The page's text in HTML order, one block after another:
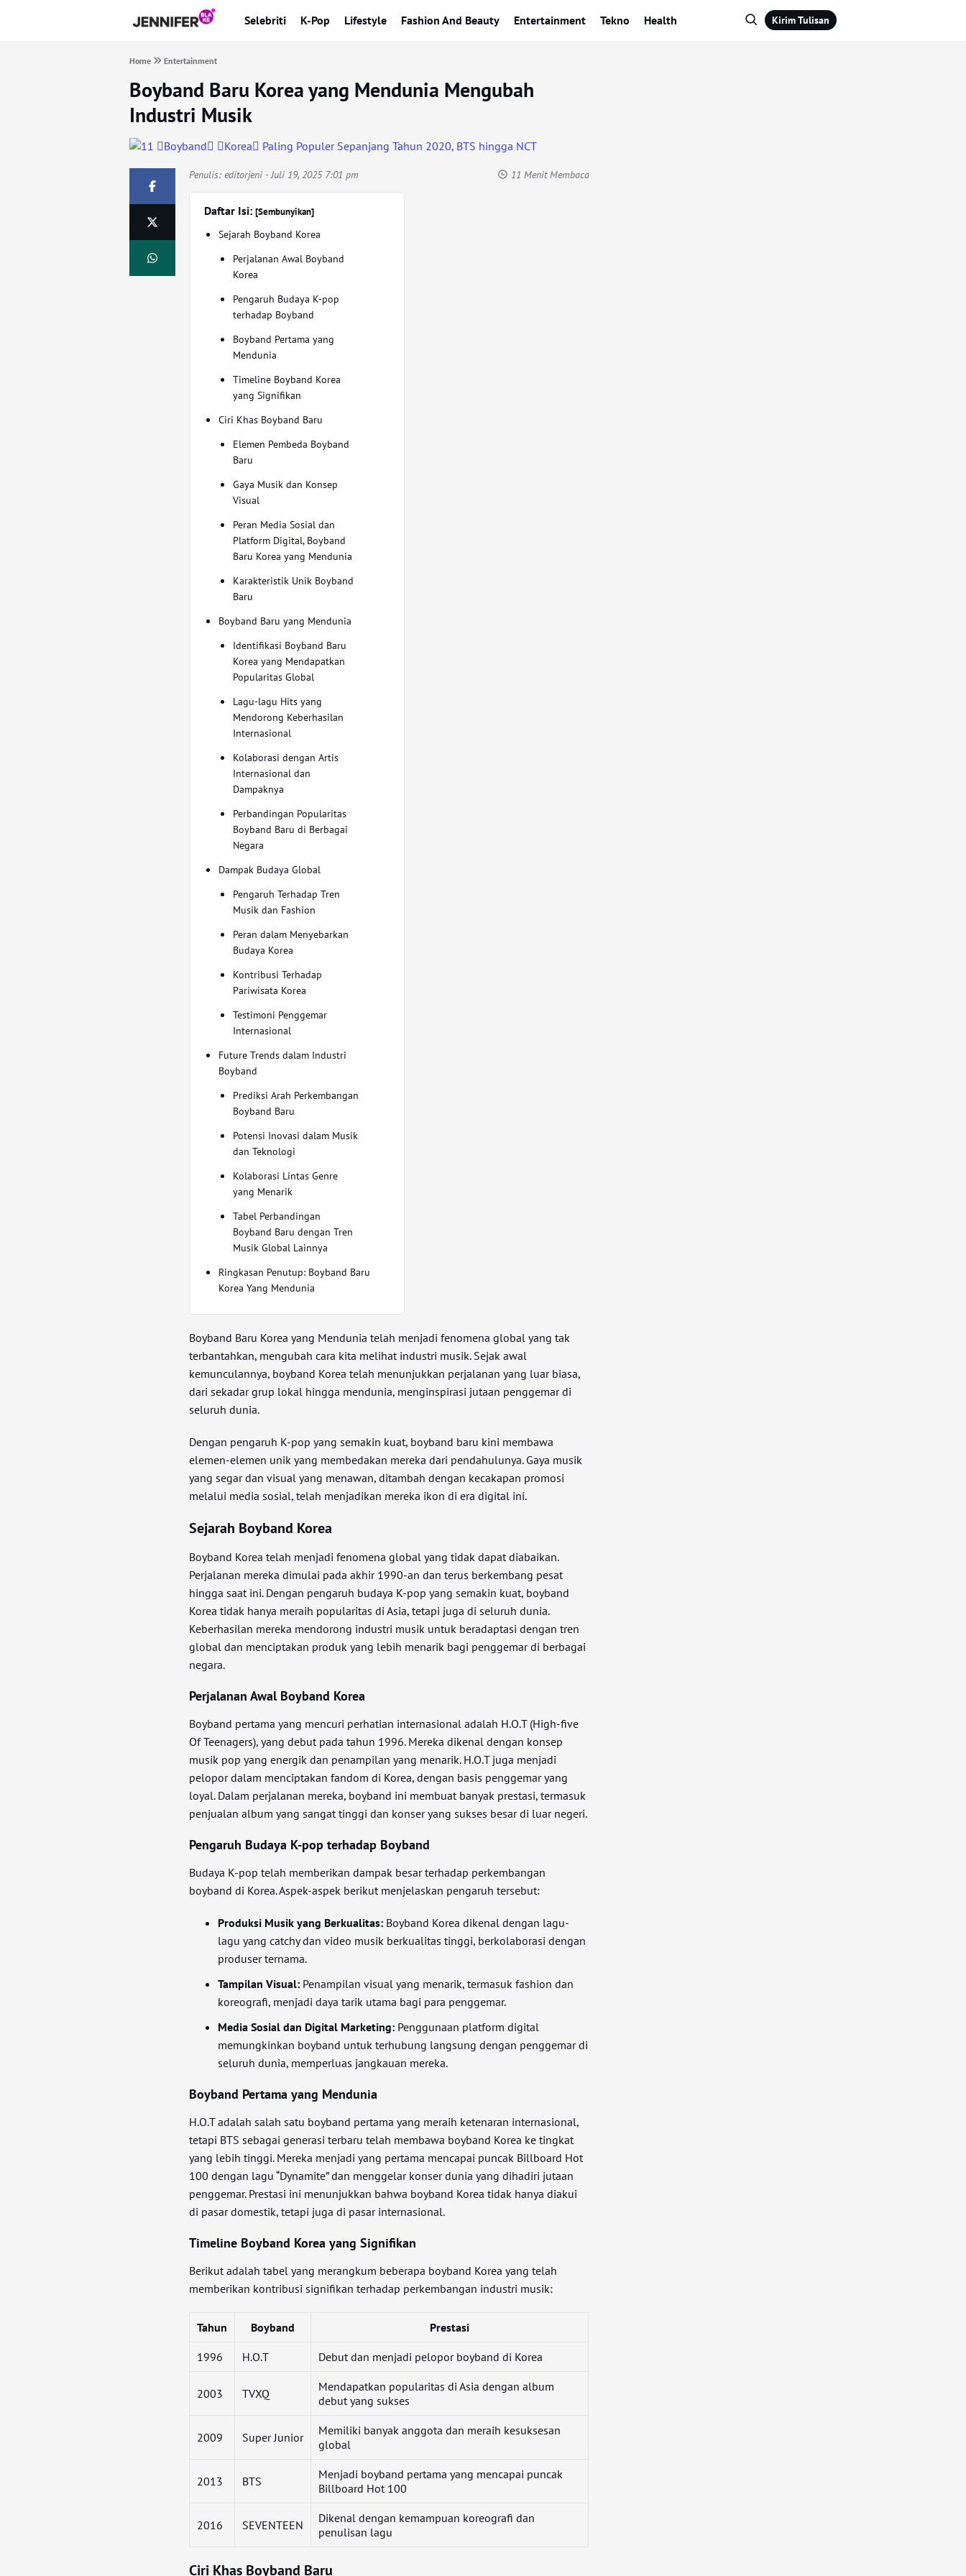
Selebriti K-Pop Lifestyle Fashion And Beauty Entertainment Tekno Health Kirim Tulisan
Home Entertainment
Boyband Baru Korea yang Mendunia Mengubah
Industri Musik
Penulis:editorjeni - Juli 19, 2025 7:01 pm 11 Menit Membaca
Daftar Isi:[Sembunyikan]
Sejarah Boyband Korea
Perjalanan Awal Boyband
Korea
Pengaruh Budaya K-pop
terhadap Boyband
Boyband Pertama yang
Mendunia
Timeline Boyband Korea
yang Signifikan
Ciri Khas Boyband Baru
Elemen Pembeda Boyband
Baru
Gaya Musik dan Konsep
Visual
Peran Media Sosial dan
Platform Digital, Boyband
Baru Korea yang Mendunia
Karakteristik Unik Boyband
Baru
Boyband Baru yang Mendunia
Identifikasi Boyband Baru
Korea yang Mendapatkan
Popularitas Global
Lagu-lagu Hits yang
Mendorong Keberhasilan
Internasional
Kolaborasi dengan Artis
Internasional dan
Dampaknya
Perbandingan Popularitas
Boyband Baru di Berbagai
Negara
Dampak Budaya Global
Pengaruh Terhadap Tren
Musik dan Fashion
Peran dalam Menyebarkan
Budaya Korea
Kontribusi Terhadap
Pariwisata Korea
Testimoni Penggemar
Internasional
Future Trends dalam Industri
Boyband
Prediksi Arah Perkembangan
Boyband Baru
Potensi Inovasi dalam Musik
dan Teknologi
Kolaborasi Lintas Genre
yang Menarik
Tabel Perbandingan
Boyband Baru dengan Tren
Musik Global Lainnya
Ringkasan Penutup: Boyband Baru
Korea Yang Mendunia
Boyband Baru Korea yang Mendunia telah menjadi fenomena global yang tak
terbantahkan, mengubah cara kita melihat industri musik. Sejak awal
kemunculannya, boyband Korea telah menunjukkan perjalanan yang luar biasa,
dari sekadar grup lokal hingga mendunia, menginspirasi jutaan penggemar di
seluruh dunia.
Dengan pengaruh K-pop yang semakin kuat, boyband baru kini membawa
elemen-elemen unik yang membedakan mereka dari pendahulunya. Gaya musik
yang segar dan visual yang menawan, ditambah dengan kecakapan promosi
melalui media sosial, telah menjadikan mereka ikon di era digital ini.
Sejarah Boyband Korea
Boyband Korea telah menjadi fenomena global yang tidak dapat diabaikan.
Perjalanan mereka dimulai pada akhir 1990-an dan terus berkembang pesat
hingga saat ini. Dengan pengaruh budaya K-pop yang semakin kuat, boyband
Korea tidak hanya meraih popularitas di Asia, tetapi juga di seluruh dunia.
Keberhasilan mereka mendorong industri musik untuk beradaptasi dengan tren
global dan menciptakan produk yang lebih menarik bagi penggemar di berbagai
negara.
Perjalanan Awal Boyband Korea
Boyband pertama yang mencuri perhatian internasional adalah H.O.T (High-five
Of Teenagers), yang debut pada tahun 1996. Mereka dikenal dengan konsep
musik pop yang energik dan penampilan yang menarik. H.O.T juga menjadi
pelopor dalam menciptakan fandom di Korea, dengan basis penggemar yang
loyal. Dalam perjalanan mereka, boyband ini membuat banyak prestasi, termasuk
penjualan album yang sangat tinggi dan konser yang sukses besar di luar negeri.
Pengaruh Budaya K-pop terhadap Boyband
Budaya K-pop telah memberikan dampak besar terhadap perkembangan
boyband di Korea. Aspek-aspek berikut menjelaskan pengaruh tersebut:
Produksi Musik yang Berkualitas: Boyband Korea dikenal dengan lagu-
lagu yang catchy dan video musik berkualitas tinggi, berkolaborasi dengan
produser ternama.
Tampilan Visual: Penampilan visual yang menarik, termasuk fashion dan
koreografi, menjadi daya tarik utama bagi para penggemar.
Media Sosial dan Digital Marketing: Penggunaan platform digital
memungkinkan boyband untuk terhubung langsung dengan penggemar di
seluruh dunia, memperluas jangkauan mereka.
Boyband Pertama yang Mendunia
H.O.T adalah salah satu boyband pertama yang meraih ketenaran internasional,
tetapi BTS sebagai generasi terbaru telah membawa boyband Korea ke tingkat
yang lebih tinggi. Mereka menjadi yang pertama mencapai puncak Billboard Hot
100 dengan lagu “Dynamite” dan menggelar konser dunia yang dihadiri jutaan
penggemar. Prestasi ini menunjukkan bahwa boyband Korea tidak hanya diakui
di pasar domestik, tetapi juga di pasar internasional.
Timeline Boyband Korea yang Signifikan
Berikut adalah tabel yang merangkum beberapa boyband Korea yang telah
memberikan kontribusi signifikan terhadap perkembangan industri musik:
Tahun Boyband Prestasi
1996 H.O.T Debut dan menjadi pelopor boyband di Korea
2003 TVXQ
Mendapatkan popularitas di Asia dengan album
debut yang sukses
2009 Super Junior
Memiliki banyak anggota dan meraih kesuksesan
global
2013 BTS
Menjadi boyband pertama yang mencapai puncak
Billboard Hot 100
2016 SEVENTEEN
Dikenal dengan kemampuan koreografi dan
penulisan lagu
Ciri Khas Boyband Baru